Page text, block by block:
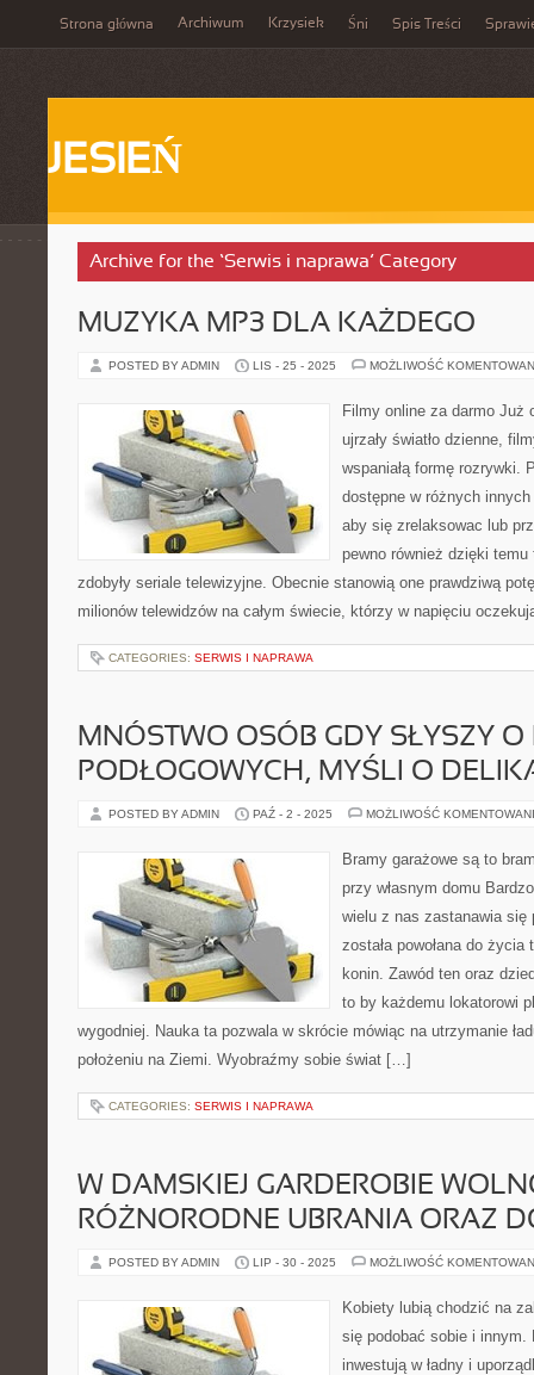
Strona główna Archiwum Krzysiek Śni Spis Treści
JESIEŃ
Archive for the ‘Serwis i naprawa’ Category
MUZYKA MP3 DLA KAŻDEGO
POSTED BY ADMIN LIS - 25 - 2025 MOŻLIWOŚĆ
Filmy online za darmo Już
ujrzały światło dzienne,
wspaniałą formę rozrywki.
dostępne w różnych
aby się zrelaksowac lub
pewno również dzięki
zdobyły seriale telewizyjne. Obecnie stanowią one prawdziwą
milionów telewidzów na całym świecie, którzy w napięciu
CATEGORIES: SERWIS I NAPRAWA
MNÓSTWO OSÓB GDY SŁYSZY
PODŁOGOWYCH, MYŚLI O
POSTED BY ADMIN PAŹ - 2 - 2025 MOŻLIWOŚĆ
Bramy garażowe są to
przy własnym domu
wielu z nas zastanawia
została powołana do
konin. Zawód ten oraz
to by każdemu lokatorowi
wygodniej. Nauka ta pozwala w skrócie mówiąc na utrzymanie
położeniu na Ziemi. Wyobraźmy sobie świat […]
CATEGORIES: SERWIS I NAPRAWA
W DAMSKIEJ GARDEROBIE
RÓŻNORODNE UBRANIA ORAZ
POSTED BY ADMIN LIP - 30 - 2025 MOŻLIWOŚĆ
Kobiety lubią chodzić na
się podobać sobie i innym.
inwestują w ładny i